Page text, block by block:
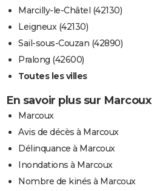
Marcilly-le-Châtel (42130)
Leigneux (42130)
Sail-sous-Couzan (42890)
Pralong (42600)
Toutes les villes
En savoir plus sur Marcoux
Marcoux
Avis de décès à Marcoux
Délinquance à Marcoux
Inondations à Marcoux
Nombre de kinés à Marcoux